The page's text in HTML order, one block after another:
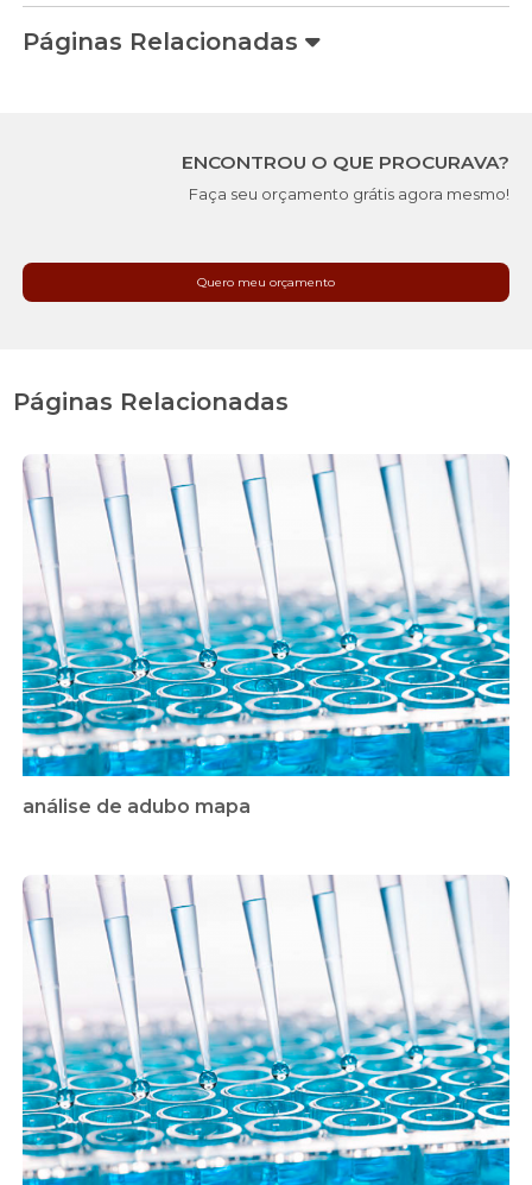
Páginas Relacionadas
ENCONTROU O QUE PROCURAVA?
Faça seu orçamento grátis agora mesmo!
Quero meu orçamento
Páginas Relacionadas
análise de adubo mapa